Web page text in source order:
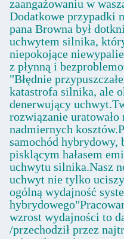
zaangażowaniu w
Dodatkowe przypadki
pana Browna był
uchwytem silnika,
niepokojące
z płynną i
"Błędnie
katastrofa silnika, ale
denerwujący
rozwiązanie
nadmiernych
samochód hybrydowy,
pisklącym hałasem
uchwytu silnika.Nasz
uchwyt nie tylko
ogólną wydajność
wzrost wydajności to
/przechodził przez